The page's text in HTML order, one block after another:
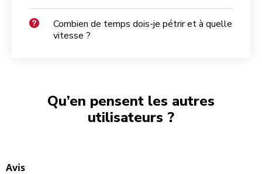
Combien de temps dois-je pétrir et à quelle
vitesse ?
Qu’en pensent les autres
utilisateurs ?